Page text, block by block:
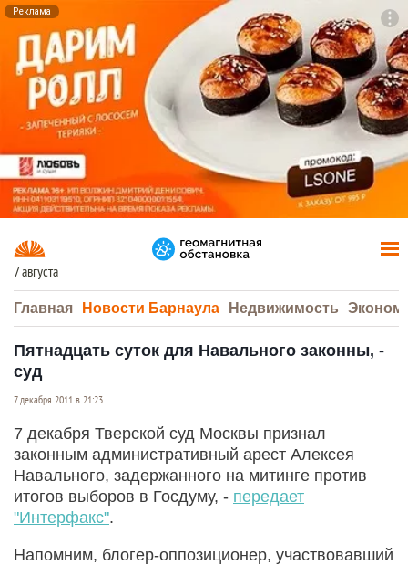
Реклама
7 августа
Главная Новости Барнаула Недвижимость
Пятнадцать суток для Навального законны, -
суд
7 декабря 2011 в 21:23
7 декабря Тверской суд Москвы признал
законным административный арест Алексея
Навального, задержанного на митинге против
итогов выборов в Госдуму, - передает
"Интерфакс".
Напомним, блогер-оппозиционер, участвовавший